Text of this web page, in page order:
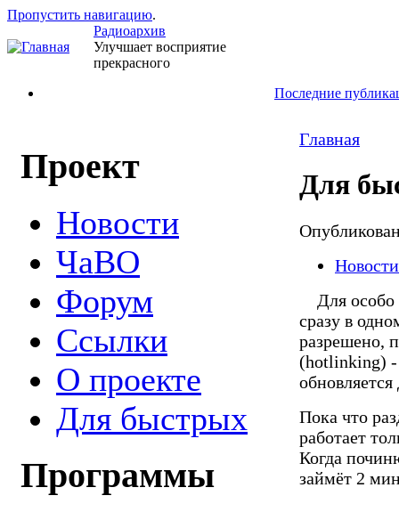
Пропустить навигацию.
Радиоархив
Улучшает восприятие
прекрасного
Последние
Проект
Новости
ЧаВО
Форум
Ссылки
О проекте
Для быстрых
Программы
Главная
Для
Новости
Для особо
сразу в
разрешено,
(hotlinking) -
обновляется
Пока что
работает
Когда
займёт 2